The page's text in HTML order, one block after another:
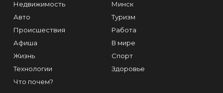
Недвижимость
Авто
Происшествия
Афиша
Жизнь
Технологии
Что почем?
Минск
Туризм
Работа
В мире
Спорт
Здоровье